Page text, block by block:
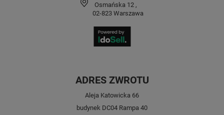
Osmańska 12 ,
02-823 Warszawa
ADRES ZWROTU
Aleja Katowicka 66
budynek DC04 Rampa 40